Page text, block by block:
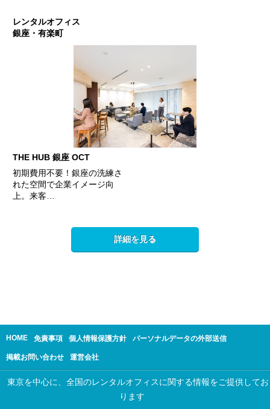
レンタルオフィス
銀座・有楽町
THE HUB 銀座 OCT
初期費用不要！銀座の洗練さ
れた空間で企業イメージ向
上。来客…
詳細を見る
HOME 免責事項 個人情報保護方針 パーソナルデータの外部送信
掲載お問い合わせ 運営会社
東京を中心に、全国のレンタルオフィスに関する情報をご提供してお
ります